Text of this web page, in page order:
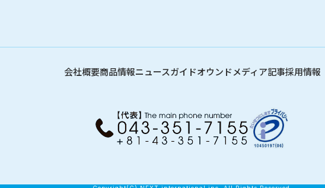
会社概要商品情報ニュースガイドオウンドメディア記事採用情報